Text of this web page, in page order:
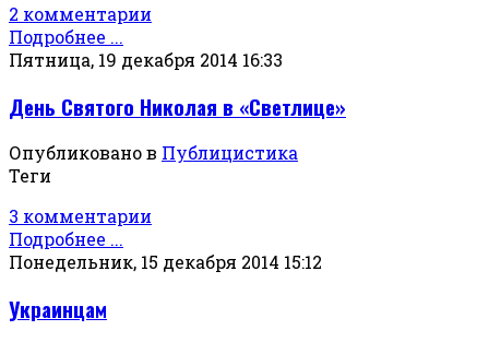
2 комментарии
Подробнее ...
Пятница, 19 декабря 2014 16:33
День Святого Николая в «Светлице»
Опубликовано в Публицистика
Теги
3 комментарии
Подробнее ...
Понедельник, 15 декабря 2014 15:12
Украинцам